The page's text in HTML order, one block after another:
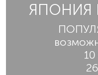
ЯПОНИЯ
10